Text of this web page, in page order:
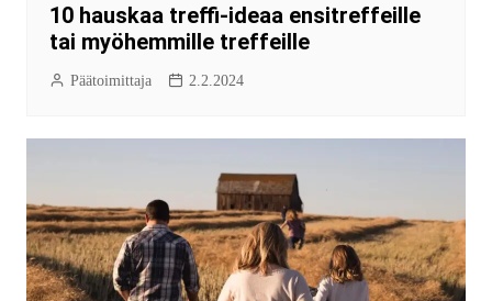
10 hauskaa treffi-ideaa ensitreffeille
tai myöhemmille treffeille
Päätoimittaja 2.2.2024